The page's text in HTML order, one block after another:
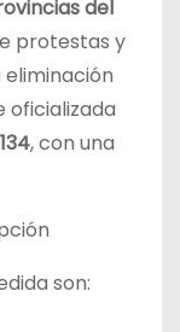
del
protestas y
oficializada
, con una
son: